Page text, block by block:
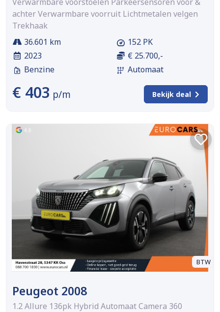
Verwarmbare voorstoelen Parkeersensoren voor &
achter Verwarmbare voorruit Lichtmetalen velgen
Trekhaak
36.601 km
2023
Benzine
152 PK
€ 25.700,-
Automaat
€ 403 p/m Bekijk deal
BTW
Peugeot 2008
1.2 Allure 136pk Hybrid Automaat Camera 360